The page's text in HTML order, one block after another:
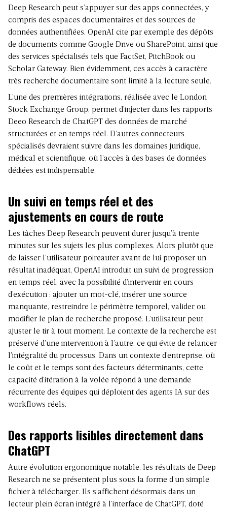
Deep Research peut s’appuyer sur des apps connectées, y
compris des espaces documentaires et des sources de
données authentifiées. OpenAI cite par exemple des dépôts
de documents comme Google Drive ou SharePoint, ainsi que
des services spécialisés tels que FactSet, PitchBook ou
Scholar Gateway. Bien évidemment, ces accès à caractère
très recherche documentaire sont limité à la lecture seule.
L’une des premières intégrations, réalisée avec le London
Stock Exchange Group, permet d’injecter dans les rapports
Deeo Research de ChatGPT des données de marché
structurées et en temps réel. D’autres connecteurs
spécialisés devraient suivre dans les domaines juridique,
médical et scientifique, où l’accès à des bases de données
dédiées est indispensable.
Un suivi en temps réel et des
ajustements en cours de route
Les tâches Deep Research peuvent durer jusqu’à trente
minutes sur les sujets les plus complexes. Alors plutôt que
de laisser l’utilisateur poireauter avant de lui proposer un
résultat inadéquat, OpenAI introduit un suivi de progression
en temps réel, avec la possibilité d’intervenir en cours
d’exécution : ajouter un mot-clé, insérer une source
manquante, restreindre le périmètre temporel, valider ou
modifier le plan de recherche proposé. L’utilisateur peut
ajuster le tir à tout moment. Le contexte de la recherche est
préservé d’une intervention à l’autre, ce qui évite de relancer
l’intégralité du processus. Dans un contexte d’entreprise, où
le coût et le temps sont des facteurs déterminants, cette
capacité d’itération à la volée répond à une demande
récurrente des équipes qui déploient des agents IA sur des
workflows réels.
Des rapports lisibles directement dans
ChatGPT
Autre évolution ergonomique notable, les résultats de Deep
Research ne se présentent plus sous la forme d’un simple
fichier à télécharger. Ils s’affichent désormais dans un
lecteur plein écran intégré à l’interface de ChatGPT, doté